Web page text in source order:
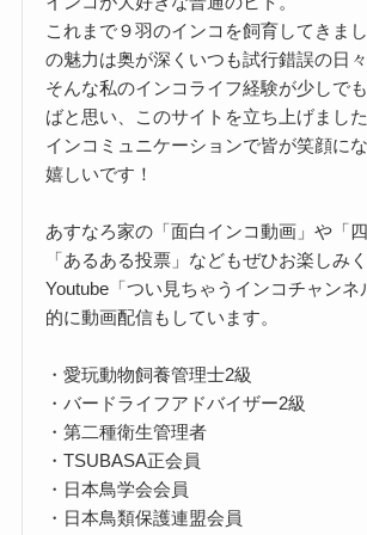
これまで９羽のインコを飼育してきま
の魅力は奥が深くいつも試行錯誤の日々
そんな私のインコライフ経験が少しで
ばと思い、このサイトを立ち上げました
インコミュニケーションで皆が笑顔に
嬉しいです！
あすなろ家の「面白インコ動画」や「四
「あるある投票」などもぜひお楽しみ
Youtube「つい見ちゃうインコチャンネ
的に動画配信もしています。
・愛玩動物飼養管理士2級
・バードライフアドバイザー2級
・第二種衛生管理者
・TSUBASA正会員
・日本鳥学会会員
・日本鳥類保護連盟会員